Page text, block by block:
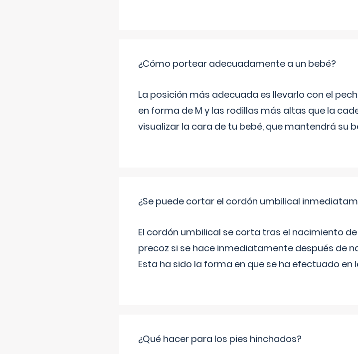
¿Cómo portear adecuadamente a un bebé?
La posición más adecuada es llevarlo con el
en forma de M y las rodillas más altas que la
visualizar la cara de tu bebé, que mantendrá su
¿Se puede cortar el cordón umbilical
El cordón umbilical se corta tras el nacimiento
precoz si se hace inmediatamente después de
Esta ha sido la forma en que se ha efectuado
¿Qué hacer para los pies hinchados?